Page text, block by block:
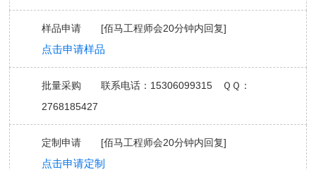
样品申请 [佰马工程师会20分钟内回复]
点击申请样品
批量采购 联系电话：15306099315 ＱＱ：
2768185427
定制申请 [佰马工程师会20分钟内回复]
点击申请定制